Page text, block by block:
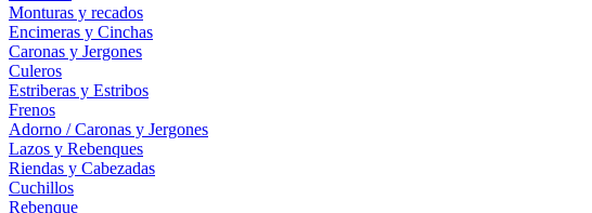
Monturas y recados
Encimeras y Cinchas
Caronas y Jergones
Culeros
Estriberas y Estribos
Frenos
Adorno / Caronas y Jergones
Lazos y Rebenques
Riendas y Cabezadas
Cuchillos
Rebenque